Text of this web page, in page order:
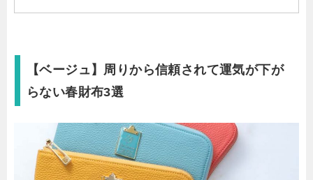
【ベージュ】周りから信頼されて運気が下が
らない春財布3選